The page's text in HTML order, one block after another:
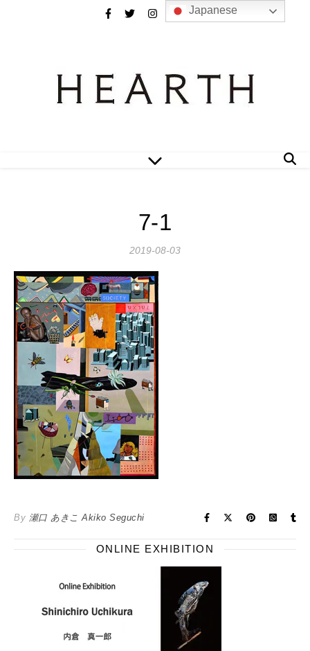
7-1
2019-08-03
By 瀬口 あきこ Akiko Seguchi
ONLINE EXHIBITION
Japanese